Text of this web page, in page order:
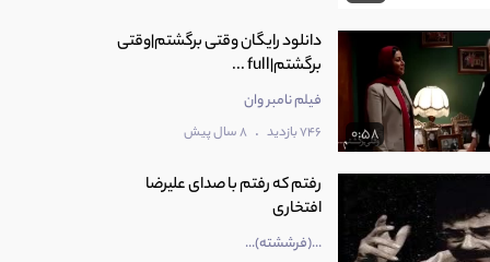
0:58
دانلود رایگان وقتی برگشتم|وقتی
برگشتم|full ...
فیلم نامبر وان
746 بازدید . 8 سال پیش
رفتم که رفتم با صدای علیرضا
افتخاری
...(فرششته)...